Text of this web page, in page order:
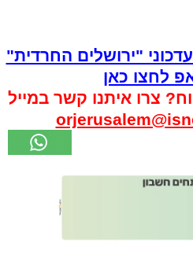
"ירושלים החרדית"
לחצו כאן
צרו איתנו קשר במייל